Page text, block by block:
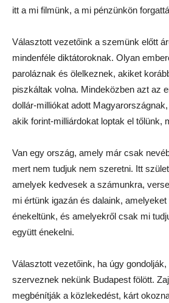
itt a mi filmünk, a mi pénzünkön
Választott vezetőink a szemünk előtt
mindenféle diktátoroknak. Olyan
paroláznak és ölelkeznek, akiket
piszkáltak volna. Mindeközben azt az
dollár-milliókat adott
akik forint-milliárdokat loptak el tőlünk,
Van egy ország, amely már csak
mert nem tudjuk nem szeretni. Itt
amelyek kedvesek a számunkra,
mi értünk igazán és dalaink,
énekeltünk, és amelyekről csak mi
együtt énekelni.
Választott vezetőink, ha úgy
szerveznek nekünk Budapest fölött.
megbénítják a közlekedést, kárt